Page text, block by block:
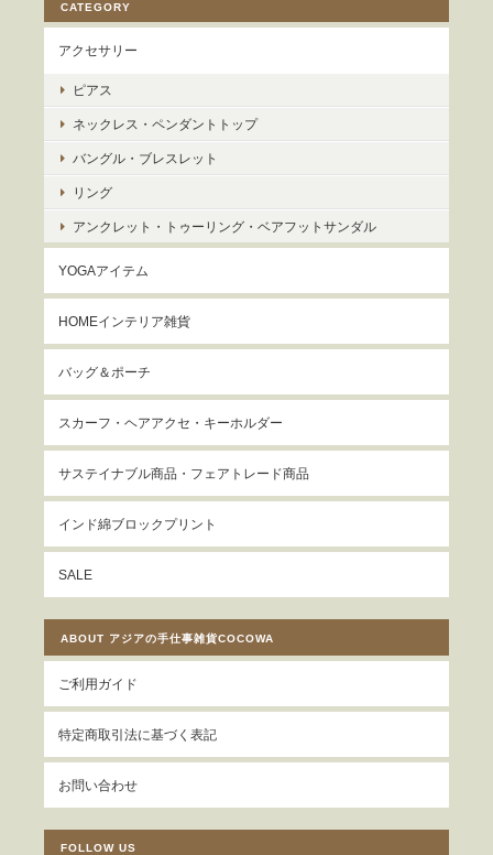
CATEGORY
アクセサリー
ピアス
ネックレス・ペンダントトップ
バングル・ブレスレット
リング
アンクレット・トゥーリング・ベアフットサンダル
YOGAアイテム
HOMEインテリア雑貨
バッグ＆ポーチ
スカーフ・ヘアアクセ・キーホルダー
サステイナブル商品・フェアトレード商品
インド綿ブロックプリント
SALE
ABOUT アジアの手仕事雑貨COCOWA
ご利用ガイド
特定商取引法に基づく表記
お問い合わせ
FOLLOW US